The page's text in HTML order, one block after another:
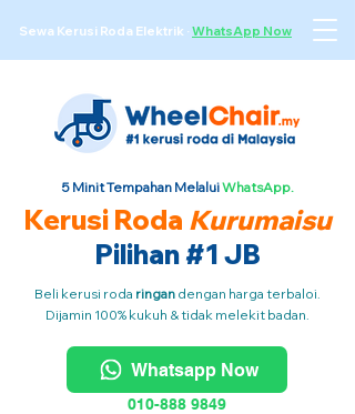
Sewa Kerusi Roda Elektrik · WhatsApp Now
5 Minit Tempahan MelaluiWhatsApp.
Kerusi Roda Kurumaisu
Pilihan #1 JB
Beli kerusi roda ringan dengan harga terbaloi.
Dijamin 100% kukuh & tidak melekit badan.
Whatsapp Now
010-888 9849